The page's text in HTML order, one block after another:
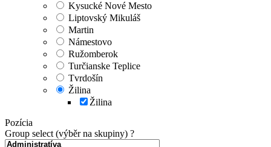
Kysucké Nové Mesto
Liptovský Mikuláš
Martin
Námestovo
Ružomberok
Turčianske Teplice
Tvrdošín
Žilina
Žilina
Pozícia
Group select (výběr na skupiny) ?